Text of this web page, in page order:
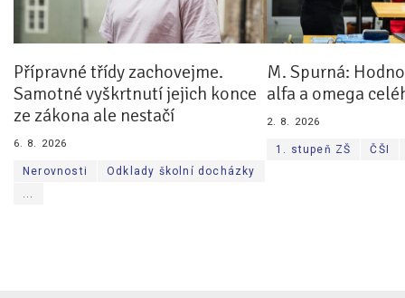
Přípravné třídy zachovejme.
Samotné vyškrtnutí jejich konce
ze zákona ale nestačí
6. 8. 2026
Nerovnosti
Odklady školní docházky
...
M. Spurná:
alfa a omega
2. 8. 2026
1. stupeň ZŠ ČŠI